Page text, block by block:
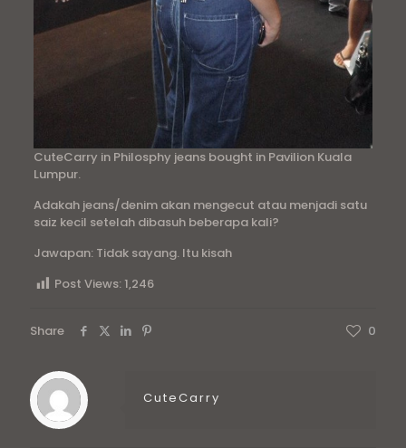
CuteCarry in Philosphy jeans bought in Pavilion Kuala
Lumpur.
Adakah jeans/denim akan mengecut atau menjadi satu
saiz kecil setelah dibasuh beberapa kali?
Jawapan: Tidak sayang. Itu kisah
Post Views: 1,246
Share 0
CuteCarry